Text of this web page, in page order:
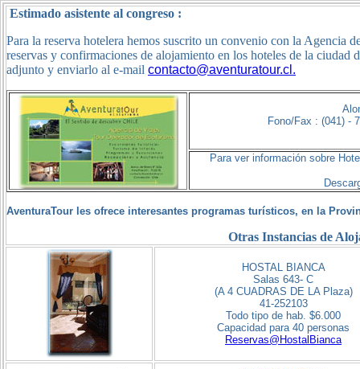
Estimado asistente al congreso :
Para la reserva hotelera hemos suscrito un convenio con la Agencia
reservas y confirmaciones de alojamiento en los hoteles de la
adjunto y enviarlo al e-mail contacto@aventuratour.cl.
Fono/Fax : (041) -
Para ver información sobre
AventuraTour les ofrece interesantes programas turísticos, en la
Otras Instancias de
HOSTAL BIANCA
Salas 643- C
(A 4 CUADRAS DE LA Plaza)
41-252103
Todo tipo de hab. $6.000
Capacidad para 40 personas
Reservas@HostalBianca